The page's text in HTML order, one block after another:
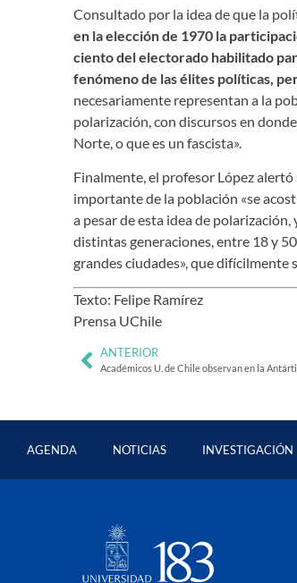
Consultado por la idea de que la
en la elección de 1970 la
ciento del electorado habilitado
fenómeno de las élites políticas,
necesariamente representan a la
polarización, con discursos en
Norte, o que es un fascista».
Finalmente, el profesor López
importante de la población «se
a pesar de esta idea de
distintas generaciones, entre 18 y
grandes ciudades», que
Texto: Felipe Ramírez
Prensa UChile
ANTERIOR
Académicos U. de Chile observan en la
AGENDA NOTICIAS INVESTIGACIÓN